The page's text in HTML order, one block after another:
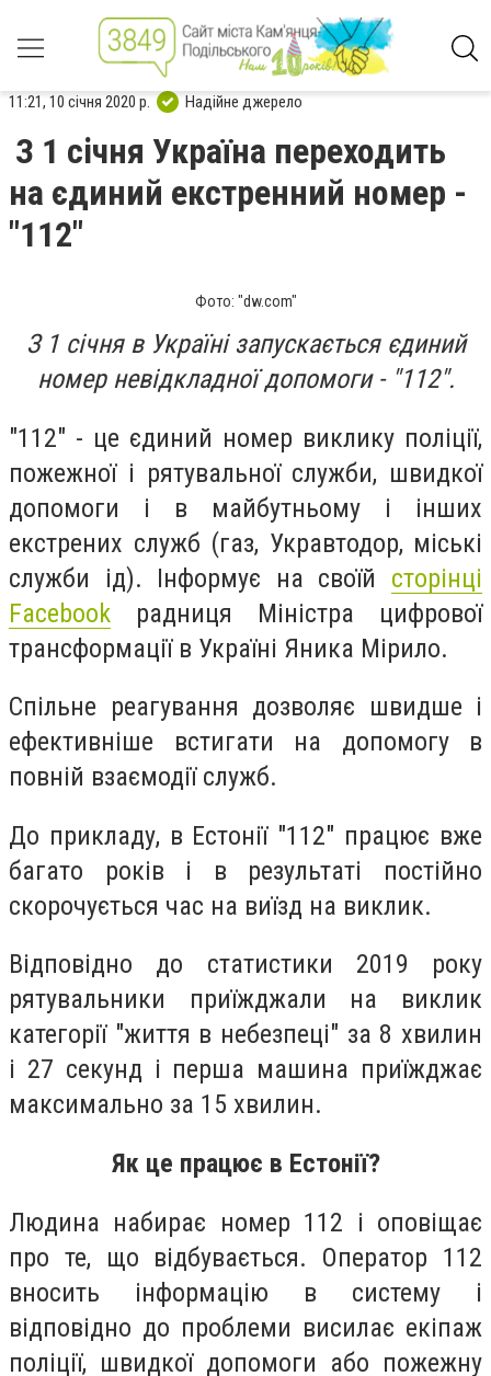
11:21, 10 січня 2020 р. Надійне джерело
З 1 січня Україна переходить
на єдиний екстренний номер -
"112"
Фото: "dw.com"
З 1 січня в Україні запускається єдиний
номер невідкладної допомоги - "112".
"112" - це єдиний номер виклику поліції,
пожежної і рятувальної служби, швидкої
допомоги і в майбутньому і інших
екстрених служб (газ, Укравтодор, міські
служби ід). Інформує на своїй сторінці
Facebook радниця Міністра цифрової
трансформації в Україні Яника Мірило.
Спільне реагування дозволяє швидше і
ефективніше встигати на допомогу в
повній взаємодії служб.
До прикладу, в Естонії "112" працює вже
багато років і в результаті постійно
скорочується час на виїзд на виклик.
Відповідно до статистики 2019 року
рятувальники приїжджали на виклик
категорії "життя в небезпеці" за 8 хвилин
і 27 секунд і перша машина приїжджає
максимально за 15 хвилин.
Як це працює в Естонії?
Людина набирає номер 112 і оповіщає
про те, що відбувається. Оператор 112
вносить інформацію в систему і
відповідно до проблеми висилає екіпаж
поліції, швидкої допомоги або пожежну